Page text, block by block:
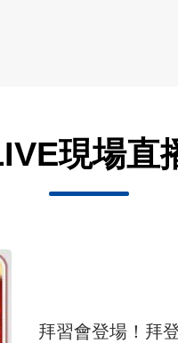
現場直
拜習會登場！拜